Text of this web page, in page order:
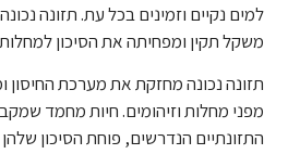
למים נקיים וזמינים בכל עת. תזונה
משקל תקין ומפחיתה את הסיכון
תזונה נכונה מחזקת את מערכת החיסון
מפני מחלות וזיהומים. חיות מחמד
התזונתיים הנדרשים, פוחת הסיכון